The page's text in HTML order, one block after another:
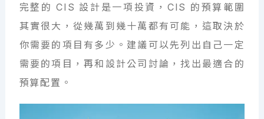
完整的 CIS 設計是一項投資，CIS 的預算範圍
其實很大，從幾萬到幾十萬都有可能，這取決於
你需要的項目有多少。建議可以先列出自己一定
需要的項目，再和設計公司討論，找出最適合的
預算配置。